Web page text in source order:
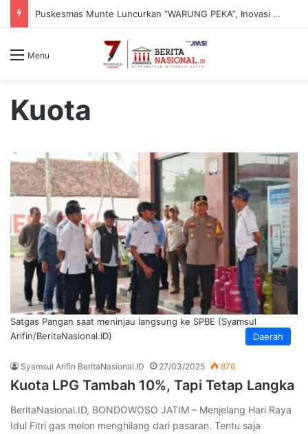
Puskesmas Munte Luncurkan “WARUNG PEKA”, Inovasi Peduli Kesehatan Jiwa hingga Pelosok Desa
Menu
Kuota
Daerah
Satgas Pangan saat meninjau langsung ke SPBE (Syamsul
Arifin/BeritaNasional.ID)
Syamsul Arifin BeritaNasional.ID 27/03/2025 876
Kuota LPG Tambah 10%, Tapi Tetap Langka
BeritaNasional.ID, BONDOWOSO JATIM – Menjelang Hari Raya
Idul Fitri gas melon menghilang dari pasaran. Tentu saja